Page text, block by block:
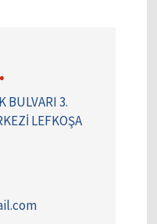
BULVARI 3.
LEFKOŞA